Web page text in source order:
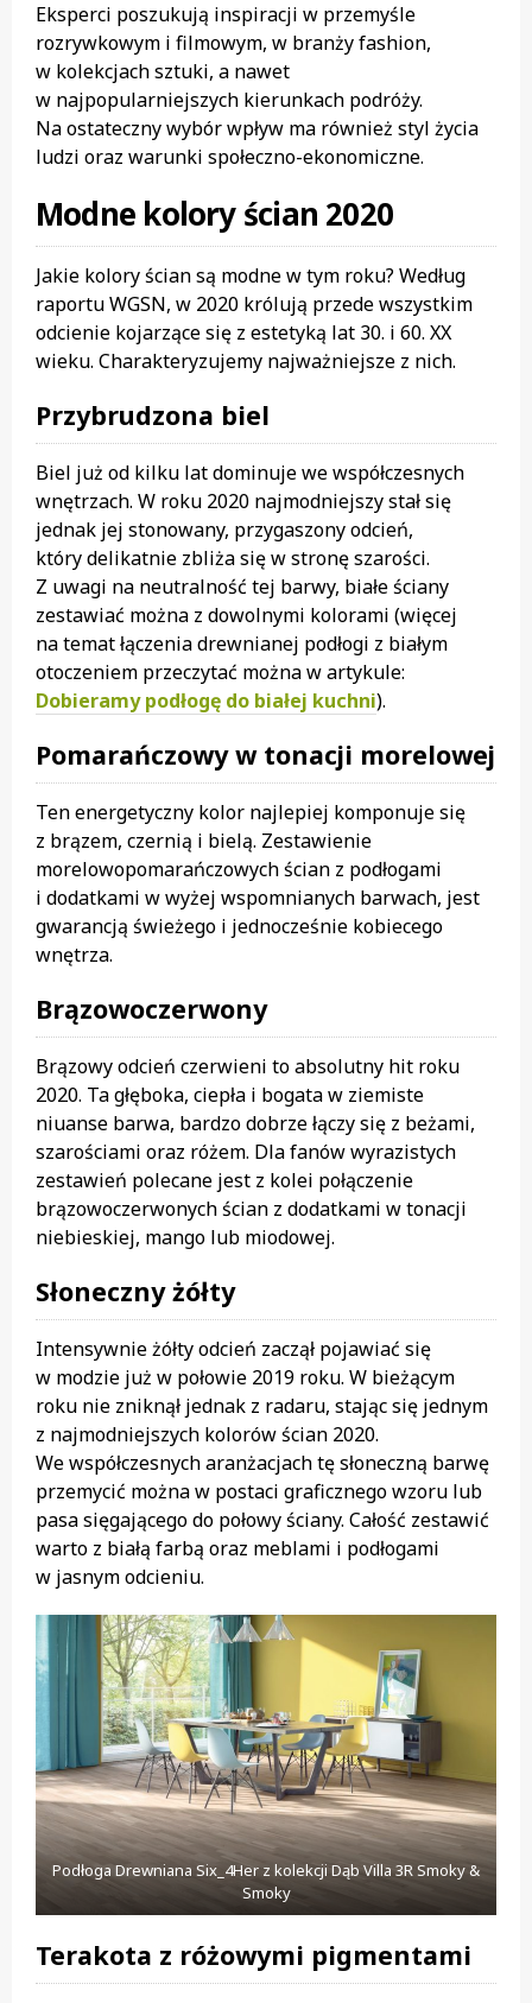
Eksperci poszukują inspiracji w przemyśle
rozrywkowym i filmowym, w branży fashion,
w kolekcjach sztuki, a nawet
w najpopularniejszych kierunkach podróży.
Na ostateczny wybór wpływ ma również styl życia
ludzi oraz warunki społeczno-ekonomiczne.
Modne kolory ścian 2020
Jakie kolory ścian są modne w tym roku? Według
raportu WGSN, w 2020 królują przede wszystkim
odcienie kojarzące się z estetyką lat 30. i 60. XX
wieku. Charakteryzujemy najważniejsze z nich.
Przybrudzona biel
Biel już od kilku lat dominuje we współczesnych
wnętrzach. W roku 2020 najmodniejszy stał się
jednak jej stonowany, przygaszony odcień,
który delikatnie zbliża się w stronę szarości.
Z uwagi na neutralność tej barwy, białe ściany
zestawiać można z dowolnymi kolorami (więcej
na temat łączenia drewnianej podłogi z białym
otoczeniem przeczytać można w artykule:
Dobieramy podłogę do białej kuchni).
Pomarańczowy w tonacji morelowej
Ten energetyczny kolor najlepiej komponuje się
z brązem, czernią i bielą. Zestawienie
morelowopomarańczowych ścian z podłogami
i dodatkami w wyżej wspomnianych barwach, jest
gwarancją świeżego i jednocześnie kobiecego
wnętrza.
Brązowoczerwony
Brązowy odcień czerwieni to absolutny hit roku
2020. Ta głęboka, ciepła i bogata w ziemiste
niuanse barwa, bardzo dobrze łączy się z beżami,
szarościami oraz różem. Dla fanów wyrazistych
zestawień polecane jest z kolei połączenie
brązowoczerwonych ścian z dodatkami w tonacji
niebieskiej, mango lub miodowej.
Słoneczny żółty
Intensywnie żółty odcień zaczął pojawiać się
w modzie już w połowie 2019 roku. W bieżącym
roku nie zniknął jednak z radaru, stając się jednym
z najmodniejszych kolorów ścian 2020.
We współczesnych aranżacjach tę słoneczną barwę
przemycić można w postaci graficznego wzoru lub
pasa sięgającego do połowy ściany. Całość zestawić
warto z białą farbą oraz meblami i podłogami
w jasnym odcieniu.
Podłoga Drewniana Six_4Her z kolekcji Dąb Villa 3R Smoky &
Smoky
Terakota z różowymi pigmentami